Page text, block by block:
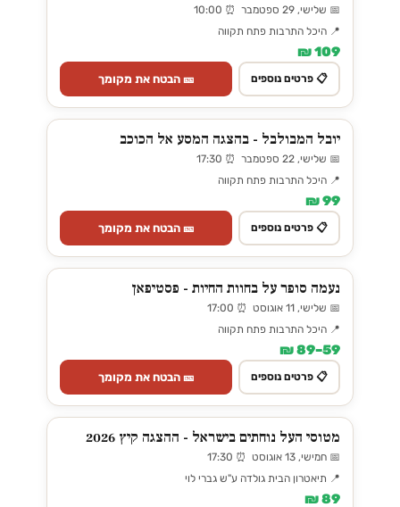
📅 שלישי, 29 ספטמבר ⏰ 10:00
📍 היכל התרבות פתח תקווה
109 ₪
📋 פרטים נוספים 🎫 הבטח את מקומך
יובל המבולבל - בהצגה המסע אל הכוכב
📅 שלישי, 22 ספטמבר ⏰ 17:30
📍 היכל התרבות פתח תקווה
99 ₪
📋 פרטים נוספים 🎫 הבטח את מקומך
נעמה סופר על בחוות החיות - פסטיפאן
📅 שלישי, 11 אוגוסט ⏰ 17:00
📍 היכל התרבות פתח תקווה
59–89 ₪
📋 פרטים נוספים 🎫 הבטח את מקומך
מטוסי העל נוחתים בישראל - ההצגה קיץ 2026
📅 חמישי, 13 אוגוסט ⏰ 17:30
📍 תיאטרון הבית גולדה ע"ש גברי לוי
89 ₪